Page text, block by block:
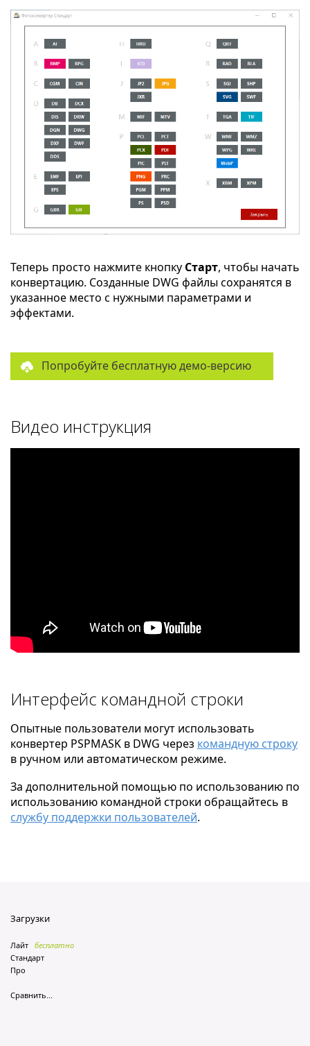
Теперь просто нажмите кнопку Старт, чтобы начать
конвертацию. Созданные DWG файлы сохранятся в
указанное место с нужными параметрами и
эффектами.
Попробуйте бесплатную демо-версию
Видео инструкция
Интерфейс командной строки
Опытные пользователи могут использовать
конвертер PSPMASK в DWG через командную строку
в ручном или автоматическом режиме.
За дополнительной помощью по использованию по
использованию командной строки обращайтесь в
службу поддержки пользователей.
Загрузки
Лайт бесплатно
Стандарт
Про
Сравнить...